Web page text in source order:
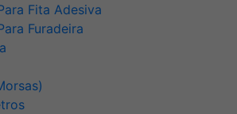
Fita Adesiva
Furadeira